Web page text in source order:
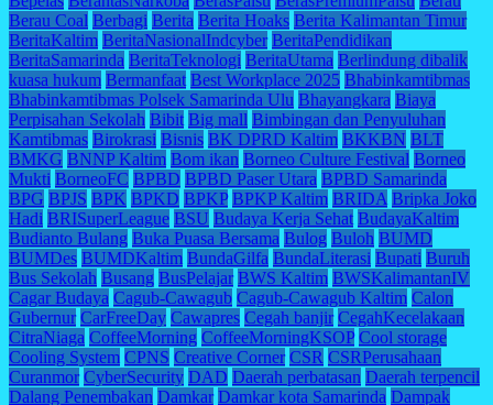
Berau Coal Berbagi Berita Berita Hoaks Berita Kalimantan Timur
BeritaKaltim BeritaNasionalIndcyber BeritaPendidikan
BeritaSamarinda BeritaTeknologi BeritaUtama Berlindung dibalik
kuasa hukum Bermanfaat Best Workplace 2025 Bhabinkamtibmas
Bhabinkamtibmas Polsek Samarinda Ulu Bhayangkara Biaya
Perpisahan Sekolah Bibit Big mall Bimbingan dan Penyuluhan
Kamtibmas Birokrasi Bisnis BK DPRD Kaltim BKKBN BLT
BMKG BNNP Kaltim Bom ikan Borneo Culture Festival Borneo
Mukti BorneoFC BPBD BPBD Paser Utara BPBD Samarinda
BPG BPJS BPK BPKD BPKP BPKP Kaltim BRIDA Bripka Joko
Hadi BRISuperLeague BSU Budaya Kerja Sehat BudayaKaltim
Budianto Bulang Buka Puasa Bersama Bulog Buloh BUMD
BUMDes BUMDKaltim BundaGilfa BundaLiterasi Bupati Buruh
Bus Sekolah Busang BusPelajar BWS Kaltim BWSKalimantanIV
Cagar Budaya Cagub-Cawagub Cagub-Cawagub Kaltim Calon
Gubernur CarFreeDay Cawapres Cegah banjir CegahKecelakaan
CitraNiaga CoffeeMorning CoffeeMorningKSOP Cool storage
Cooling System CPNS Creative Corner CSR CSRPerusahaan
Curanmor CyberSecurity DAD Daerah perbatasan Daerah terpencil
Dalang Penembakan Damkar Damkar kota Samarinda Dampak